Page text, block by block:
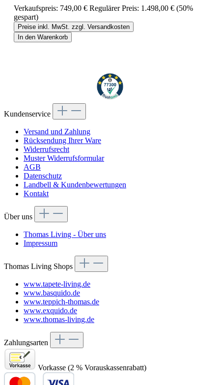
Verkaufspreis: 749,00 € Regulärer Preis: 1.498,00 € (50%
gespart)
Preise inkl. MwSt. zzgl. Versandkosten
In den Warenkorb
Kundenservice
Versand und Zahlung
Rücksendung Ihrer Ware
Widerrufsrecht
Muster Widerrufsformular
AGB
Datenschutz
Landbell & Kundenbewertungen
Kontakt
Über uns
Thomas Living - Über uns
Impressum
Thomas Living Shops
www.tapete-living.de
www.basquido.de
www.teppich-thomas.de
www.exquido.de
www.thomas-living.de
Zahlungsarten
Vorkasse (2 % Vorauskassenrabatt)